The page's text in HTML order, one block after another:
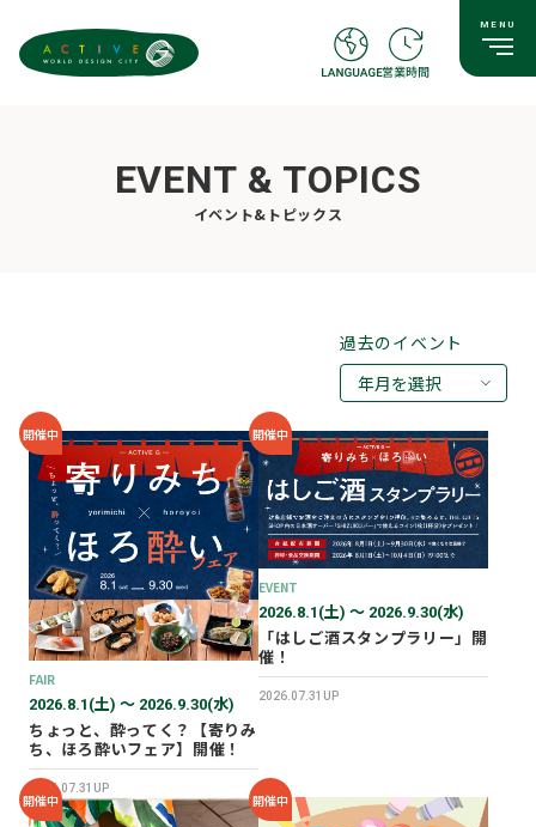
EVENT & TOPICS
イベント&トピックス
過去のイベント
年月を選択
2026年07月
2026年05月
2026年03月
2026年02月
2025年11月
開催中
FAIR
2026.8.1(土) 〜 2026.9.30(水)
ちょっと、酔ってく？【寄りみ
ち、ほろ酔いフェア】開催！
2026.07.31UP
開催中
EVENT
2026.8.1(土) 〜 2026.9.30(水)
「はしご酒スタンプラリー」開
催！
2026.07.31UP
開催中 開催中